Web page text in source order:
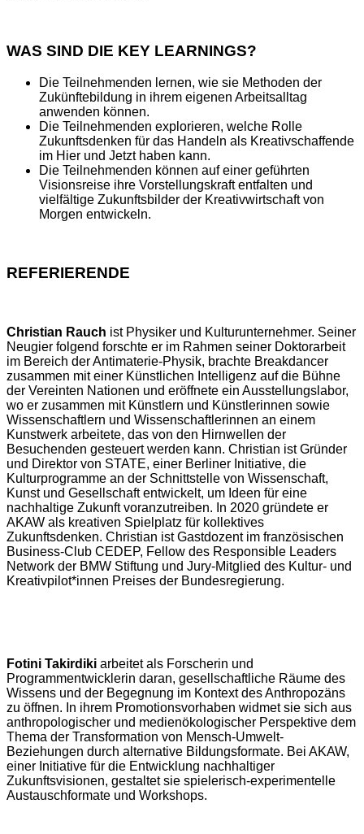
WAS SIND DIE KEY LEARNINGS?
Die Teilnehmenden lernen, wie sie Methoden der
Zukünftebildung in ihrem eigenen Arbeitsalltag
anwenden können.
Die Teilnehmenden explorieren, welche Rolle
Zukunftsdenken für das Handeln als Kreativschaffende
im Hier und Jetzt haben kann.
Die Teilnehmenden können auf einer geführten
Visionsreise ihre Vorstellungskraft entfalten und
vielfältige Zukunftsbilder der Kreativwirtschaft von
Morgen entwickeln.
REFERIERENDE
Christian Rauch ist Physiker und Kulturunternehmer. Seiner
Neugier folgend forschte er im Rahmen seiner Doktorarbeit
im Bereich der Antimaterie-Physik, brachte Breakdancer
zusammen mit einer Künstlichen Intelligenz auf die Bühne
der Vereinten Nationen und eröffnete ein Ausstellungslabor,
wo er zusammen mit Künstlern und Künstlerinnen sowie
Wissenschaftlern und Wissenschaftlerinnen an einem
Kunstwerk arbeitete, das von den Hirnwellen der
Besuchenden gesteuert werden kann. Christian ist Gründer
und Direktor von STATE, einer Berliner Initiative, die
Kulturprogramme an der Schnittstelle von Wissenschaft,
Kunst und Gesellschaft entwickelt, um Ideen für eine
nachhaltige Zukunft voranzutreiben. In 2020 gründete er
AKAW als kreativen Spielplatz für kollektives
Zukunftsdenken. Christian ist Gastdozent im französischen
Business-Club CEDEP, Fellow des Responsible Leaders
Network der BMW Stiftung und Jury-Mitglied des Kultur- und
Kreativpilot*innen Preises der Bundesregierung.
Fotini Takirdiki arbeitet als Forscherin und
Programmentwicklerin daran, gesellschaftliche Räume des
Wissens und der Begegnung im Kontext des Anthropozäns
zu öffnen. In ihrem Promotionsvorhaben widmet sie sich aus
anthropologischer und medienökologischer Perspektive dem
Thema der Transformation von Mensch-Umwelt-
Beziehungen durch alternative Bildungsformate. Bei AKAW,
einer Initiative für die Entwicklung nachhaltiger
Zukunftsvisionen, gestaltet sie spielerisch-experimentelle
Austauschformate und Workshops.